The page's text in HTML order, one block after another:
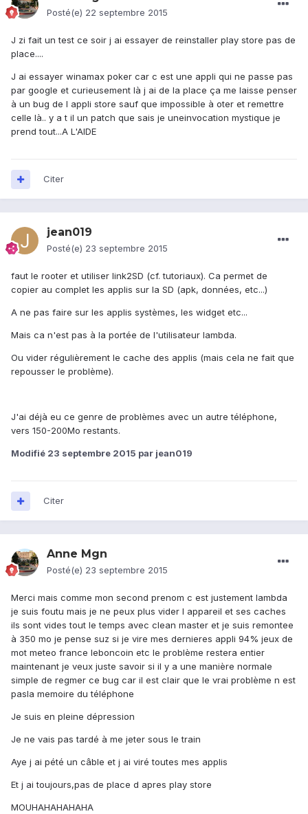
Posté(e) 22 septembre 2015
J zi fait un test ce soir j ai essayer de reinstaller play store pas de
place....
J ai essayer winamax poker car c est une appli qui ne passe pas
par google et curieusement là j ai de la place ça me laisse penser
à un bug de l appli store sauf que impossible à oter et remettre
celle là.. y a t il un patch que sais je uneinvocation mystique je
prend tout...A L'AIDE
Citer
jean019
Posté(e) 23 septembre 2015
faut le rooter et utiliser link2SD (cf. tutoriaux). Ca permet de
copier au complet les applis sur la SD (apk, données, etc...)
A ne pas faire sur les applis systèmes, les widget etc...
Mais ca n'est pas à la portée de l'utilisateur lambda.
Ou vider régulièrement le cache des applis (mais cela ne fait que
repousser le problème).
J'ai déjà eu ce genre de problèmes avec un autre téléphone,
vers 150-200Mo restants.
Modifié 23 septembre 2015 par jean019
Citer
Anne Mgn
Posté(e) 23 septembre 2015
Merci mais comme mon second prenom c est justement lambda
je suis foutu mais je ne peux plus vider l appareil et ses caches
ils sont vides tout le temps avec clean master et je suis remontee
à 350 mo je pense suz si je vire mes dernieres appli 94% jeux de
mot meteo france leboncoin etc le problème restera entier
maintenant je veux juste savoir si il y a une manière normale
simple de regmer ce bug car il est clair que le vrai problème n est
pasla memoire du téléphone
Je suis en pleine dépression
Je ne vais pas tardé à me jeter sous le train
Aye j ai pété un câble et j ai viré toutes mes applis
Et j ai toujours,pas de place d apres play store
MOUHAHAHAHAHA